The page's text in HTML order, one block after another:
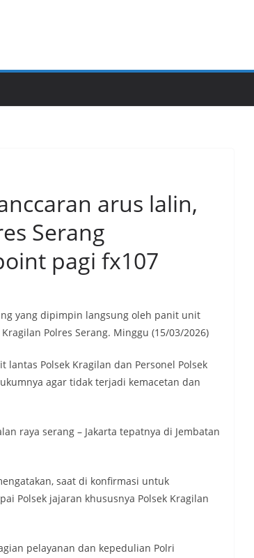
arus lalin,
Serang
pagi fx107
yang dipimpin langsung oleh panit unit
Polres Serang. Minggu (15/03/2026)
Polsek Kragilan dan Personel Polsek
agar tidak terjadi kemacetan dan
raya serang – Jakarta tepatnya di Jembatan
saat di konfirmasi untuk
Polsek jajaran khususnya Polsek Kragilan
pelayanan dan kepedulian Polri